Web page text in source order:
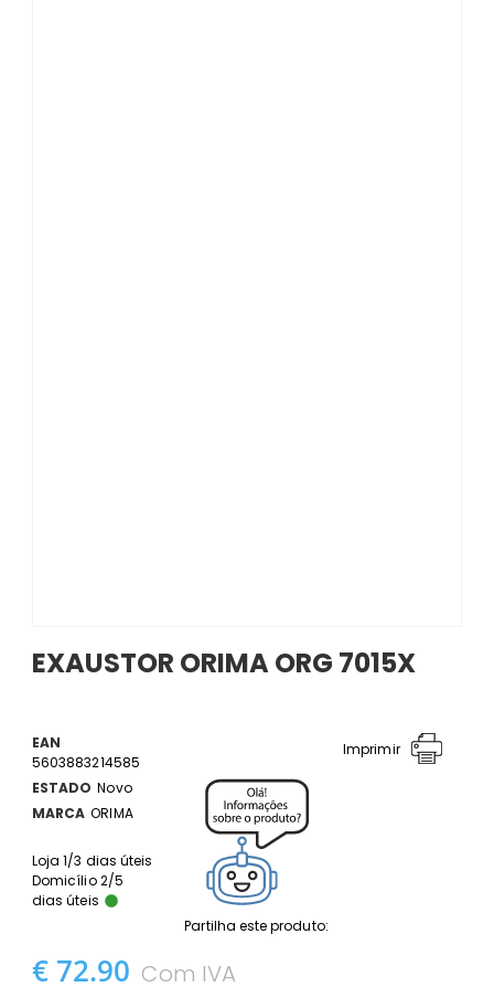
EXAUSTOR ORIMA ORG 7015X
EAN
5603883214585
ESTADO Novo
MARCA ORIMA
Loja 1/3 dias úteis
Domicílio 2/5
dias úteis
Imprimir
Partilha este produto:
€ 72.90 Com IVA